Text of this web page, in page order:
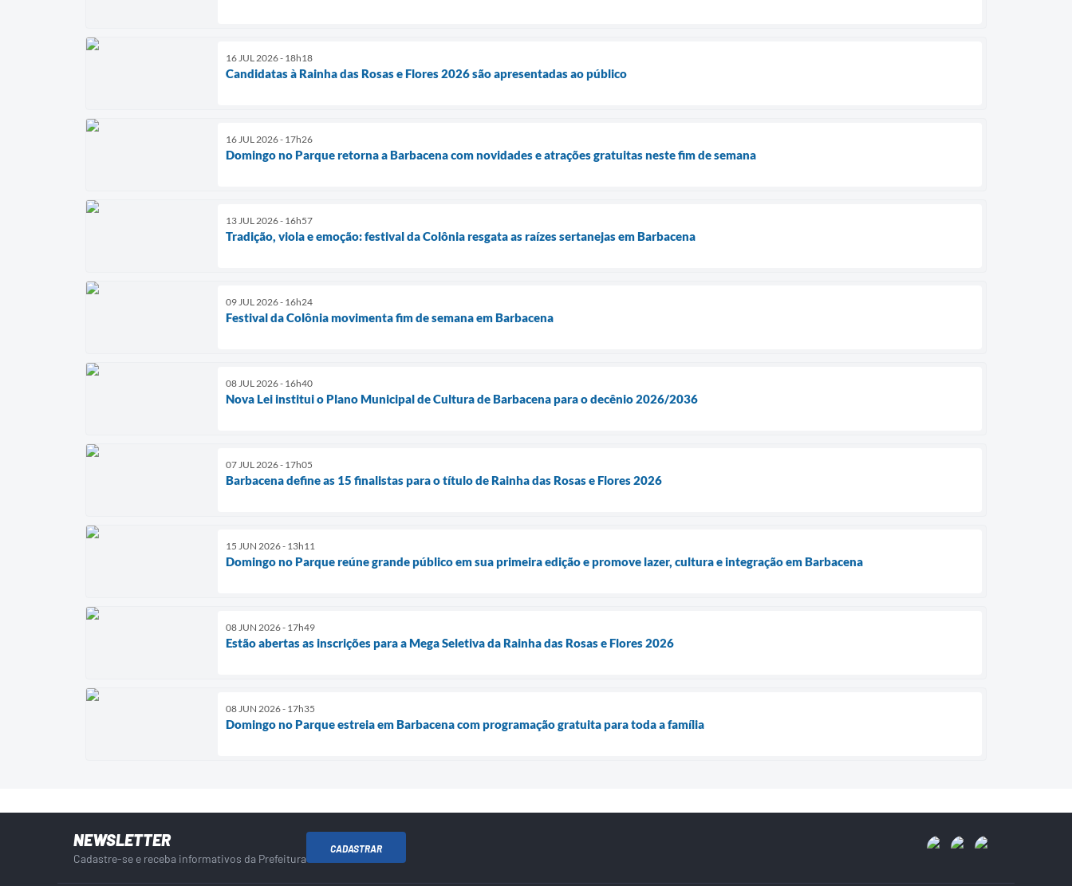
16 JUL 2026 - 18h18
Candidatas à Rainha das Rosas e Flores 2026 são apresentadas ao público
16 JUL 2026 - 17h26
Domingo no Parque retorna a Barbacena com novidades e atrações gratuitas neste fim de semana
13 JUL 2026 - 16h57
Tradição, viola e emoção: festival da Colônia resgata as raízes sertanejas em Barbacena
09 JUL 2026 - 16h24
Festival da Colônia movimenta fim de semana em Barbacena
08 JUL 2026 - 16h40
Nova Lei institui o Plano Municipal de Cultura de Barbacena para o decênio 2026/2036
07 JUL 2026 - 17h05
Barbacena define as 15 finalistas para o título de Rainha das Rosas e Flores 2026
15 JUN 2026 - 13h11
Domingo no Parque reúne grande público em sua primeira edição e promove lazer, cultura e integração em Barbacena
08 JUN 2026 - 17h49
Estão abertas as inscrições para a Mega Seletiva da Rainha das Rosas e Flores 2026
08 JUN 2026 - 17h35
Domingo no Parque estreia em Barbacena com programação gratuita para toda a família
NEWSLETTER
Cadastre-se e receba informativos da Prefeitura
CADASTRAR